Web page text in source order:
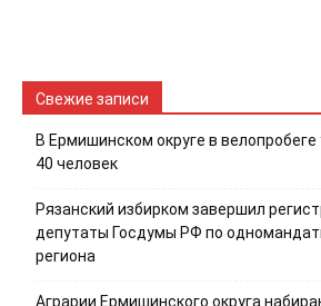
Свежие записи
В Ермишинском округе в
40 человек
Рязанский избирком завершил
депутаты Госдумы РФ по
региона
Аграрии Ермишинского округа